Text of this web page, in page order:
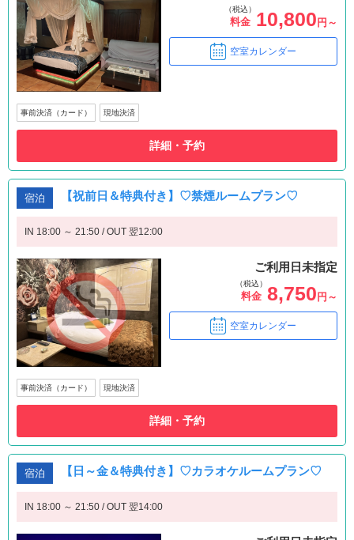
（税込）
料金 10,800円～
空室カレンダー
事前決済（カード） 現地決済
詳細・予約
宿泊 【祝前日＆特典付き】♡禁煙ルームプラン♡
IN 18:00 ～ 21:50 / OUT 翌12:00
ご利用日未指定
（税込）
料金 8,750 円～
空室カレンダー
事前決済（カード） 現地決済
詳細・予約
宿泊 【日～金＆特典付き】♡カラオケルームプラン♡
IN 18:00 ～ 21:50 / OUT 翌14:00